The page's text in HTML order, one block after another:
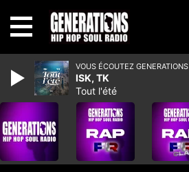
VOUS ÉCOUTEZ GENERATIONS
ISK, TK
Tout l'été